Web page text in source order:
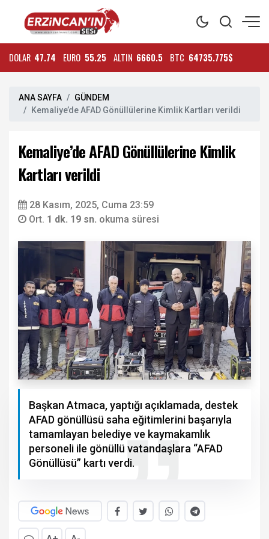
DOLAR 47.74 EURO 55.25 ALTIN 6660.5 BTC 64735.775$
ANA SAYFA
GÜNDEM
Kemaliye’de AFAD Gönüllülerine Kimlik Kartları verildi
Kemaliye’de AFAD Gönüllülerine Kimlik
Kartları verildi
28 Kasım, 2025, Cuma 23:59
Ort. 1 dk. 19 sn. okuma süresi
Başkan Atmaca, yaptığı açıklamada, destek
AFAD gönüllüsü saha eğitimlerini başarıyla
tamamlayan belediye ve kaymakamlık
personeli ile gönüllü vatandaşlara “AFAD
Gönüllüsü” kartı verdi.